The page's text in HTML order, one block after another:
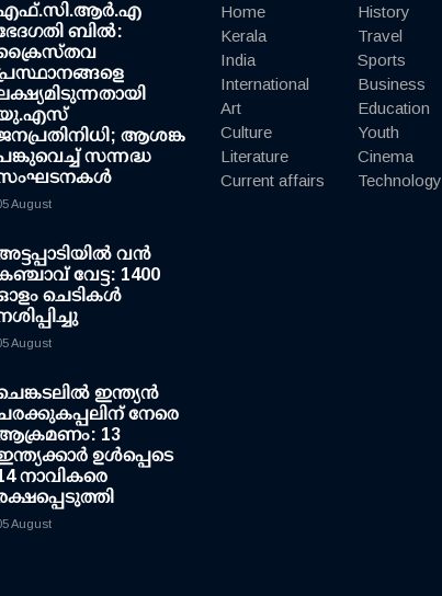
ബില്‍:
ആശങ്ക
സന്നദ്ധ
August
വന്‍
വേട്ട: 1400
ചെടികള്‍
August
ഇന്ത്യന്‍
നേരെ
13
ഉള്‍പ്പെടെ
നാവികരെ
August
Home
Kerala
India
International
Art
Culture
Literature
Current affairs
History
Travel
Sports
Business
Education
Youth
Cinema
Technology